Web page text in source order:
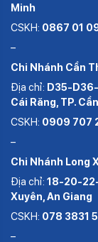
Minh
CSKH: 0867 01
–
Chi Nhánh Cần
Địa chỉ: D35-
Cái Răng, TP.
CSKH: 0909 707
–
Chi Nhánh Long
Địa chỉ: 18-20-
Xuyên, An Giang
CSKH: 078 3831
–